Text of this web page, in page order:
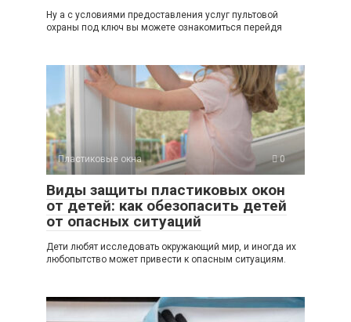
Ну а с условиями предоставления услуг пультовой
охраны под ключ вы можете ознакомиться перейдя
Пластиковые окна 0
Виды защиты пластиковых окон
от детей: как обезопасить детей
от опасных ситуаций
Дети любят исследовать окружающий мир, и иногда их
любопытство может привести к опасным ситуациям.